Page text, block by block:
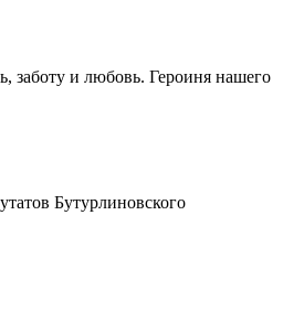
заботу и любовь. Героиня нашего
Бутурлиновского